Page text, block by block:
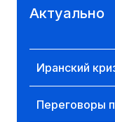
Актуально
Иранский
Переговоры